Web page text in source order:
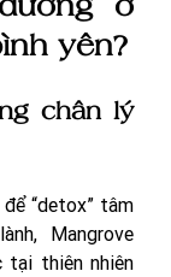
yên?
chân lý
“detox” tâm
Mangrove
tại thiên nhiên